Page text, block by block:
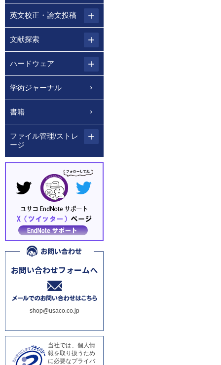
英文校正・論文投稿
文献探索
ハードウェア
学術ジャーナル
書籍
ファイル管理/ストレ
ージ
shop@usaco.co.jp
当社では、個人情
報を取り扱うため
に必要なプライバ